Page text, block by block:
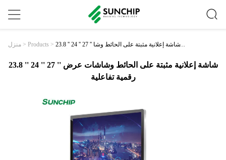
منزل > Products > 23.8 '' 24 '' 27 '' شاشة إعلانية مثبتة على الحائط وشا
شات عرض رقمية تفاعلية
23.8 '' 24 '' 27 '' شاشة إعلانية مثبتة على الحائط وشاشات عرض
رقمية تفاعلية